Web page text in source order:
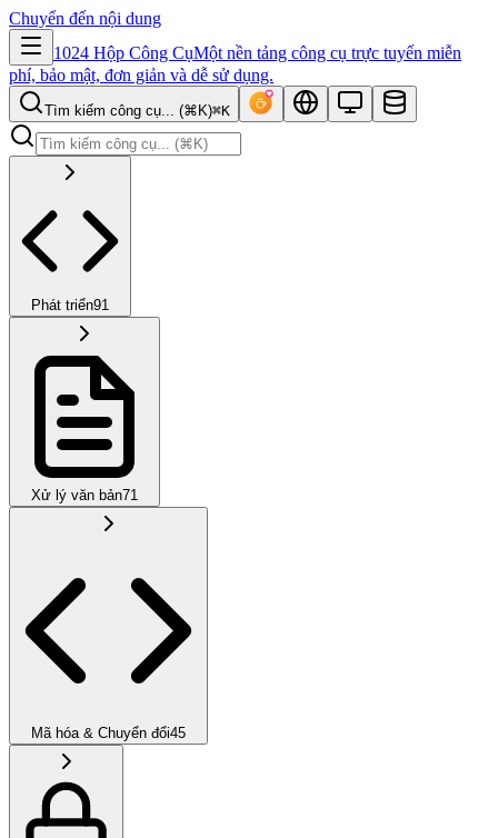
Chuyển đến nội dung
1024 Hộp Công CụMột nền tảng công cụ trực tuyến miễn
phí, bảo mật, đơn giản và dễ sử dụng.
Tìm kiếm công cụ... (⌘K)⌘K
Phát triển91
Xử lý văn bản71
Mã hóa & Chuyển đổi45